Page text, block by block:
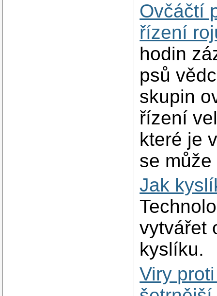
Ovčáčtí
řízení
hodin
psů
skupin
řízení
které je
se
Jak
vytvářet
kyslíku.
Viry